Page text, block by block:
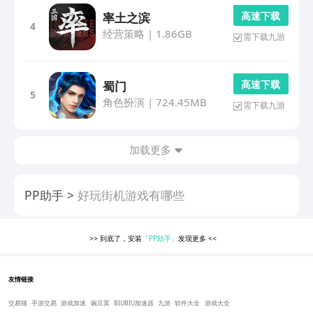
4
率土之滨
经营策略 | 1.86GB
高 速 下 载
需下载九游
5
蜀门
角色扮演 | 724.45MB
高 速 下 载
需下载九游
加载更多
PP助手 好玩街机游戏有哪些
>> 到底了，安装 「PP助手」 发现更多<<
友情链接
交易猫 手游交易 游戏加速 豌豆荚 BIUBIU加速器 九游 软件大全 游戏大全